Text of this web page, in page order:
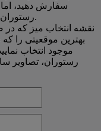
سفارش دهید،
رستوران هم برای شما و میهمانانتان فراهم می باشد.
نقشه انتخاب میز که
بهترین موقعیتی را
موجود انتخاب
رستوران، تصاویر